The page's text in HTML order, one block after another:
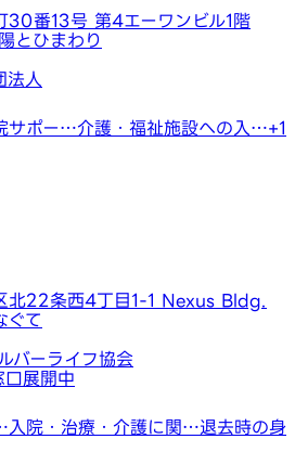
30番13号 第4エーワンビル1階
とひまわり
法人
サポー…介護・福祉施設への入…+1
北22条西4丁目1-1 Nexus Bldg.
ぐて
バーライフ協会
口展開中
入院・治療・介護に関…退去時の身